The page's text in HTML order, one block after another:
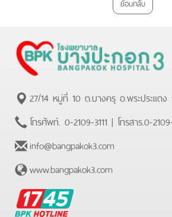
27/14 หมู่ที่ 10 ต.บางครุ อ.พระประแดง
โทรศัพท์. 0-2109-3111 | โทรสาร.0-
info@bangpakok3.com
www.bangpakok3.com
BPK